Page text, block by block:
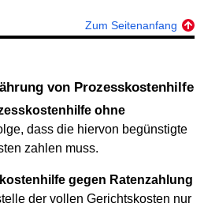
Zum Seitenanfang
von Prozesskostenhilfe
ohne
dass die hiervon begünstigte
zahlen muss.
gegen Ratenzahlung
der vollen Gerichtskosten nur